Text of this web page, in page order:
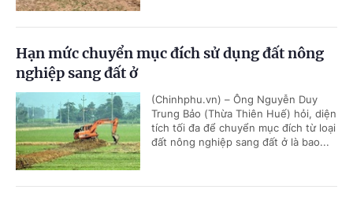
Hạn mức chuyển mục đích sử dụng đất nông
nghiệp sang đất ở
(Chinhphu.vn) – Ông Nguyễn Duy
Trung Bảo (Thừa Thiên Huế) hỏi, diện
tích tối đa để chuyển mục đích từ loại
đất nông nghiệp sang đất ở là bao...